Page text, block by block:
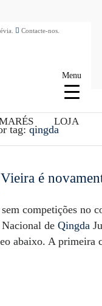
Contacte-nos.
LOJA
tag: qingda
é
competições no
de Qingda
abaixo. A primeira
Menu